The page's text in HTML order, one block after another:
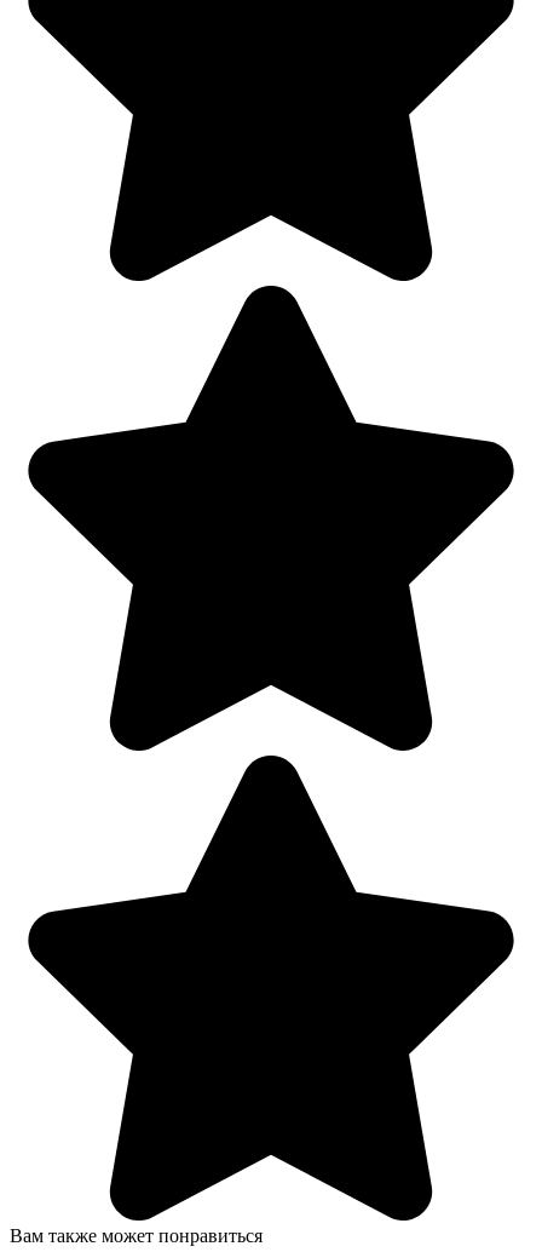
Вам также может понравиться